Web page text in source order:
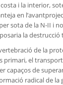
i la interior,
en
sota de la N-II i
la
de la
primari, el
capaços de
radical de